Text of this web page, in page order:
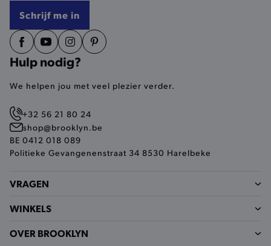
Schrijf me in
Hulp nodig?
We helpen jou met veel plezier verder.
+32 56 21 80 24
shop@brooklyn.be
BE 0412 018 089
Politieke Gevangenenstraat 34 8530 Harelbeke
VRAGEN
WINKELS
OVER BROOKLYN
pickupStoreVal